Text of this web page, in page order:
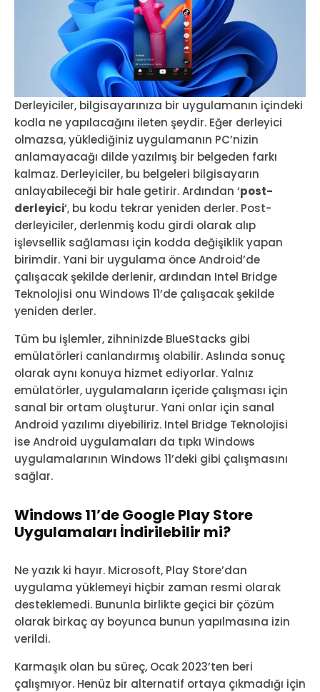
Derleyiciler, bilgisayarınıza bir uygulamanın içindeki
kodla ne yapılacağını ileten şeydir. Eğer derleyici
olmazsa, yüklediğiniz uygulamanın PC’nizin
anlamayacağı dilde yazılmış bir belgeden farkı
kalmaz. Derleyiciler, bu belgeleri bilgisayarın
anlayabileceği bir hale getirir. Ardından ‘post-
derleyici‘, bu kodu tekrar yeniden derler. Post-
derleyiciler, derlenmiş kodu girdi olarak alıp
işlevsellik sağlaması için kodda değişiklik yapan
birimdir. Yani bir uygulama önce Android’de
çalışacak şekilde derlenir, ardından Intel Bridge
Teknolojisi onu Windows 11’de çalışacak şekilde
yeniden derler.
Tüm bu işlemler, zihninizde BlueStacks gibi
emülatörleri canlandırmış olabilir. Aslında sonuç
olarak aynı konuya hizmet ediyorlar. Yalnız
emülatörler, uygulamaların içeride çalışması için
sanal bir ortam oluşturur. Yani onlar için sanal
Android yazılımı diyebiliriz. Intel Bridge Teknolojisi
ise Android uygulamaları da tıpkı Windows
uygulamalarının Windows 11’deki gibi çalışmasını
sağlar.
Windows 11’de Google Play Store
Uygulamaları İndirilebilir mi?
Ne yazık ki hayır. Microsoft, Play Store’dan
uygulama yüklemeyi hiçbir zaman resmi olarak
desteklemedi. Bununla birlikte geçici bir çözüm
olarak birkaç ay boyunca bunun yapılmasına izin
verildi.
Karmaşık olan bu süreç, Ocak 2023’ten beri
çalışmıyor. Henüz bir alternatif ortaya çıkmadığı için